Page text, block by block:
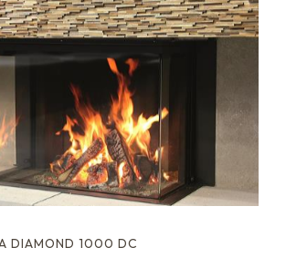
DIAMOND 1000 DC